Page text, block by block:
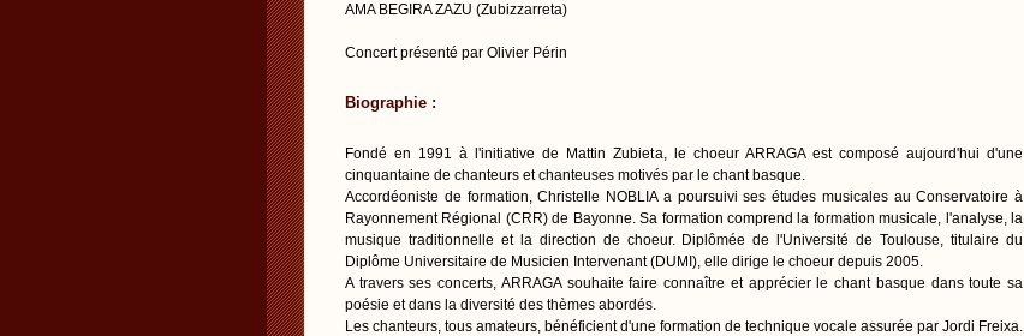
AMA BEGIRA ZAZU (Zubizzarreta)
Concert présenté par Olivier Périn
Biographie :
Fondé en 1991 à l'initiative de Mattin Zubieta, le choeur ARRAGA est composé aujourd'hui d'une
cinquantaine de chanteurs et chanteuses motivés par le chant basque.
Accordéoniste de formation, Christelle NOBLIA a poursuivi ses études musicales au Conservatoire à
Rayonnement Régional (CRR) de Bayonne. Sa formation comprend la formation musicale, l'analyse, la
musique traditionnelle et la direction de choeur. Diplômée de l'Université de Toulouse, titulaire du
Diplôme Universitaire de Musicien Intervenant (DUMI), elle dirige le choeur depuis 2005.
A travers ses concerts, ARRAGA souhaite faire connaître et apprécier le chant basque dans toute sa
poésie et dans la diversité des thèmes abordés.
Les chanteurs, tous amateurs, bénéficient d'une formation de technique vocale assurée par Jordi Freixa.